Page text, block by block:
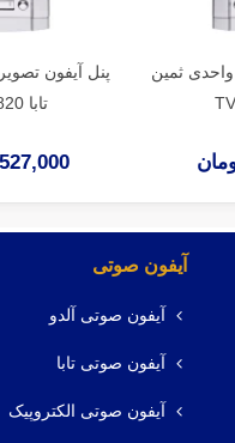
پنل آیفون تصویری 8 واحدی ثمین
تابا TVD-1820
7,527,000
آیفون صوتی
آیفون صوتی آلدو
آیفون صوتی تابا
آیفون صوتی الکتروپیک